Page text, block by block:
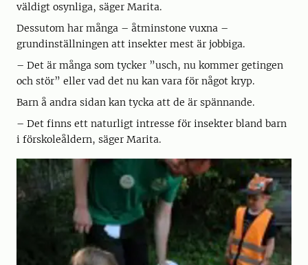
väldigt osynliga, säger Marita.
Dessutom har många – åtminstone vuxna –
grundinställningen att insekter mest är jobbiga.
– Det är många som tycker ”usch, nu kommer getingen
och stör” eller vad det nu kan vara för något kryp.
Barn å andra sidan kan tycka att de är spännande.
– Det finns ett naturligt intresse för insekter bland barn
i förskoleåldern, säger Marita.